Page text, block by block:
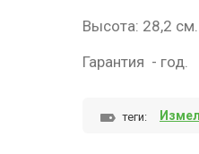
Высота: 28,2 см.
Гарантия - год.
теги: